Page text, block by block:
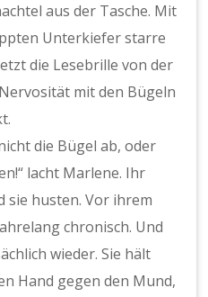
aus der Tasche. Mit
Unterkiefer starre
die Lesebrille von der
mit den Bügeln
die Bügel ab, oder
lacht Marlene. Ihr
sie husten. Vor ihrem
chronisch. Und
wieder. Sie hält
Hand gegen den Mund,